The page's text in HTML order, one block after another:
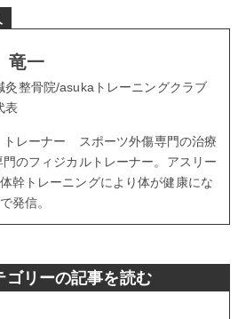
一
灸整骨院/asukaトレーニングクラブ
表
レーナー スポーツ外傷専門の治療
のフィジカルトレーナー。アスリー
幹トレーニングにより体が健康にな
発信。
ゴリーの記事を読む